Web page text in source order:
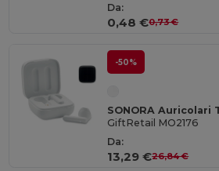
Da:
0,48 €0,73 €
-50%
GiftRetail MO2176
Da:
13,29 €26,84 €